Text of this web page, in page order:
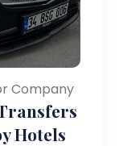
Company
Hotels